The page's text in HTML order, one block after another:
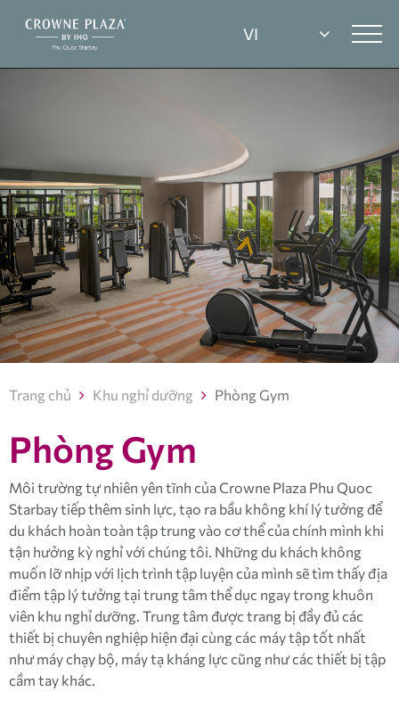
Trang chủ Khu nghỉ dưỡng Phòng Gym
Phòng Gym
Môi trường tự nhiên yên tĩnh của Crowne Plaza Phu Quoc
Starbay tiếp thêm sinh lực, tạo ra bầu không khí lý tưởng để
du khách hoàn toàn tập trung vào cơ thể của chính mình khi
tận hưởng kỳ nghỉ với chúng tôi. Những du khách không
muốn lỡ nhịp với lịch trình tập luyện của mình sẽ tìm thấy địa
điểm tập lý tưởng tại trung tâm thể dục ngay trong khuôn
viên khu nghỉ dưỡng. Trung tâm được trang bị đầy đủ các
thiết bị chuyên nghiệp hiện đại cùng các máy tập tốt nhất
như máy chạy bộ, máy tạ kháng lực cũng như các thiết bị tập
cầm tay khác.